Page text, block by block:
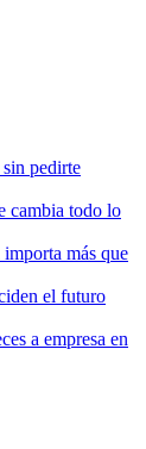
pedirte
cambia todo lo
más que
el futuro
a empresa en